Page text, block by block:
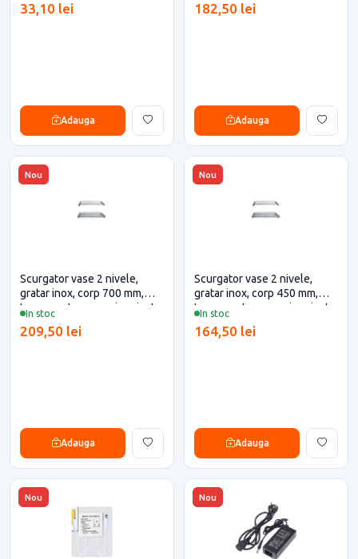
33,10 lei
Adauga
182,50 lei
Adauga
Nou
In stoc
Scurgator vase 2 nivele,
gratar inox, corp 700 mm,
Inoxa pentru casa si proiecte
209,50 lei
Adauga
Nou
In stoc
Scurgator vase 2 nivele,
gratar inox, corp 450 mm,
Inoxa pentru casa si proiecte
164,50 lei
Adauga
Nou Nou